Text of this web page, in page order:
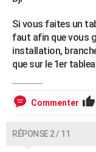
Si vous faites un
faut afin que vous
installation,
que sur le 1er
Commenter
RÉPONSE 2 / 11